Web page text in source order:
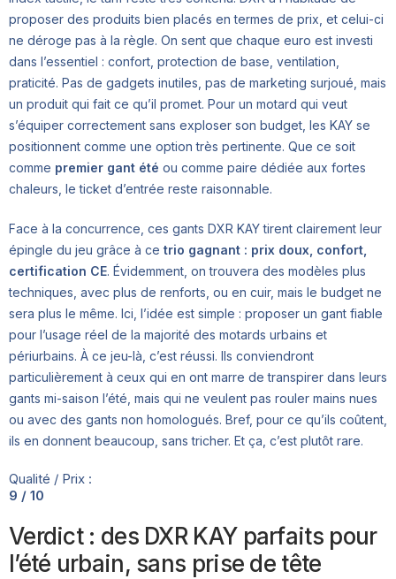
proposer des produits bien placés en termes de prix, et celui-ci
ne déroge pas à la règle. On sent que chaque euro est investi
dans l’essentiel : confort, protection de base, ventilation,
praticité. Pas de gadgets inutiles, pas de marketing surjoué, mais
un produit qui fait ce qu’il promet. Pour un motard qui veut
s’équiper correctement sans exploser son budget, les KAY se
positionnent comme une option très pertinente. Que ce soit
comme premier gant été ou comme paire dédiée aux fortes
chaleurs, le ticket d’entrée reste raisonnable.
Face à la concurrence, ces gants DXR KAY tirent clairement leur
épingle du jeu grâce à ce trio gagnant : prix doux, confort,
certification CE. Évidemment, on trouvera des modèles plus
techniques, avec plus de renforts, ou en cuir, mais le budget ne
sera plus le même. Ici, l’idée est simple : proposer un gant fiable
pour l’usage réel de la majorité des motards urbains et
périurbains. À ce jeu-là, c’est réussi. Ils conviendront
particulièrement à ceux qui en ont marre de transpirer dans leurs
gants mi-saison l’été, mais qui ne veulent pas rouler mains nues
ou avec des gants non homologués. Bref, pour ce qu’ils coûtent,
ils en donnent beaucoup, sans tricher. Et ça, c’est plutôt rare.
Qualité / Prix :
9 / 10
Verdict : des DXR KAY parfaits pour
l’été urbain, sans prise de tête